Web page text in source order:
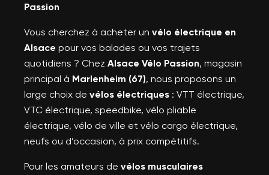
Passion
Vous cherchez à acheter un vélo électrique en
Alsace pour vos balades ou vos trajets
quotidiens ? Chez Alsace Vélo Passion, magasin
principal à Marlenheim (67), nous proposons un
large choix de vélos électriques : VTT électrique,
VTC électrique, speedbike, vélo pliable
électrique, vélo de ville et vélo cargo électrique,
neufs ou d’occasion, à prix compétitifs.
Pour les amateurs de vélos musculaires